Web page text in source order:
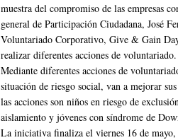
muestra del compromiso de las empresas
general de Participación Ciudadana, José
Voluntariado Corporativo, Give & Gain
realizar diferentes acciones de voluntariado.
Mediante diferentes acciones de
situación de riesgo social, van a mejorar
las acciones son niños en riesgo de
aislamiento y jóvenes con síndrome de
La iniciativa finaliza el viernes 16 de